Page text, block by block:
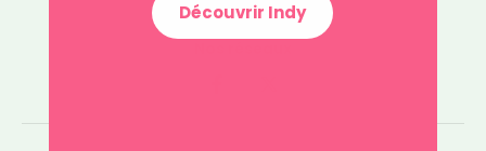
Découvrir Indy